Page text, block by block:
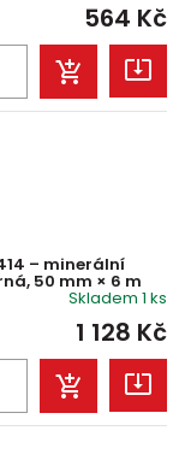
564 Kč
– minerální
50 mm × 6 m
Skladem 1 ks
1 128 Kč